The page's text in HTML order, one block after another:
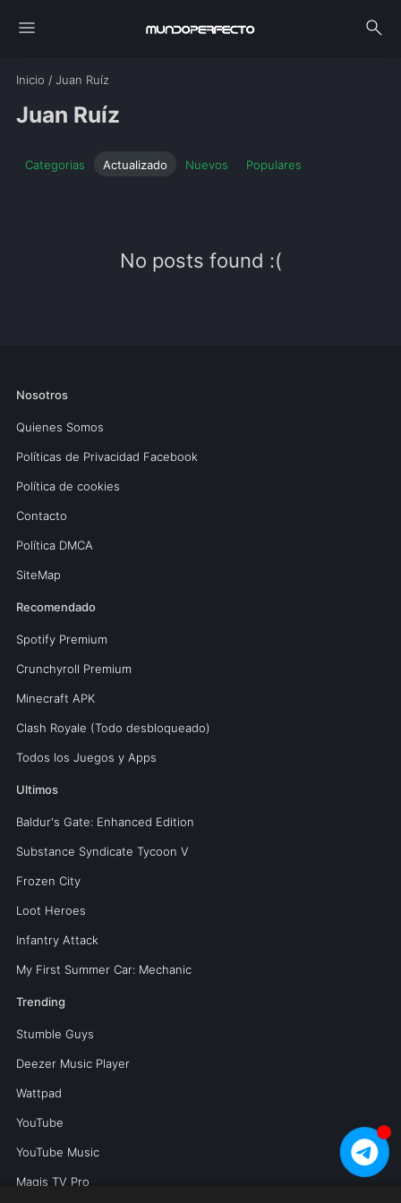
menu search
Inicio / Juan Ruíz
Juan Ruíz
Categorias Actualizado Nuevos Populares
No posts found :(
Nosotros
Quienes Somos
Políticas de Privacidad Facebook
Política de cookies
Contacto
Política DMCA
SiteMap
Recomendado
Spotify Premium
Crunchyroll Premium
Minecraft APK
Clash Royale (Todo desbloqueado)
Todos los Juegos y Apps
Ultimos
Baldur's Gate: Enhanced Edition
Substance Syndicate Tycoon V
Frozen City
Loot Heroes
Infantry Attack
My First Summer Car: Mechanic
Trending
Stumble Guys
Deezer Music Player
Wattpad
YouTube
YouTube Music
Magis TV Pro